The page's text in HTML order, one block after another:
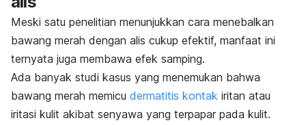
Meski satu penelitian menunjukkan cara menebalkan
bawang merah dengan alis cukup efektif, manfaat ini
ternyata juga membawa efek samping.
Ada banyak studi kasus yang menemukan bahwa
bawang merah memicu dermatitis kontak iritan atau
iritasi kulit akibat senyawa yang terpapar pada kulit.